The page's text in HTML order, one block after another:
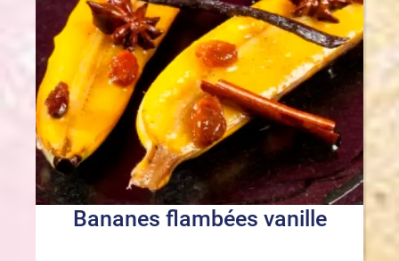
Bananes flambées vanille